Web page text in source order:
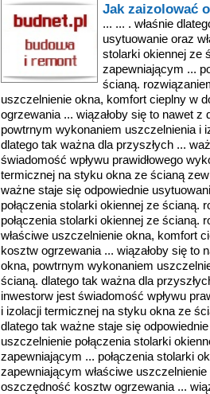
Jak zaizolować
... ... . właśnie
usytuowanie oraz
stolarki okiennej ze
zapewniającym ...
ścianą.
uszczelnienie okna, komfort cieplny w
ogrzewania ... wiązałoby się to nawet
powtrnym wykonaniem uszczelnienia i
dlatego tak ważna dla przyszłych ...
świadomość wpływu prawidłowego
termicznej na styku okna ze ścianą
ważne staje się odpowiednie
połączenia stolarki okiennej ze ścianą.
połączenia stolarki okiennej ze ścianą.
właściwe uszczelnienie okna, komfort
kosztw ogrzewania ... wiązałoby się to
okna, powtrnym wykonaniem
ścianą. dlatego tak ważna dla
inwestorw jest świadomość wpływu
i izolacji termicznej na styku okna ze
dlatego tak ważne staje się
uszczelnienie połączenia stolarki
zapewniającym ... połączenia stolarki
zapewniającym właściwe
oszczędność kosztw ogrzewania ...